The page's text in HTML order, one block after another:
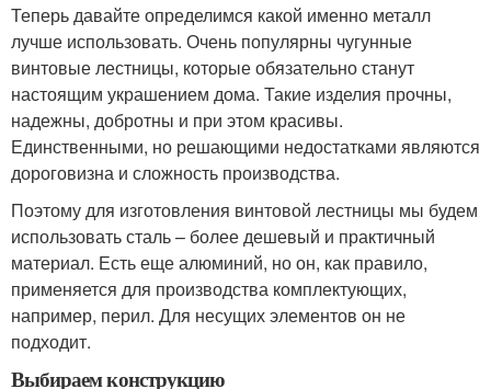
Теперь давайте определимся какой именно металл
лучше использовать. Очень популярны чугунные
винтовые лестницы, которые обязательно станут
настоящим украшением дома. Такие изделия прочны,
надежны, добротны и при этом красивы.
Единственными, но решающими недостатками являются
дороговизна и сложность производства.
Поэтому для изготовления винтовой лестницы мы будем
использовать сталь – более дешевый и практичный
материал. Есть еще алюминий, но он, как правило,
применяется для производства комплектующих,
например, перил. Для несущих элементов он не
подходит.
Выбираем конструкцию